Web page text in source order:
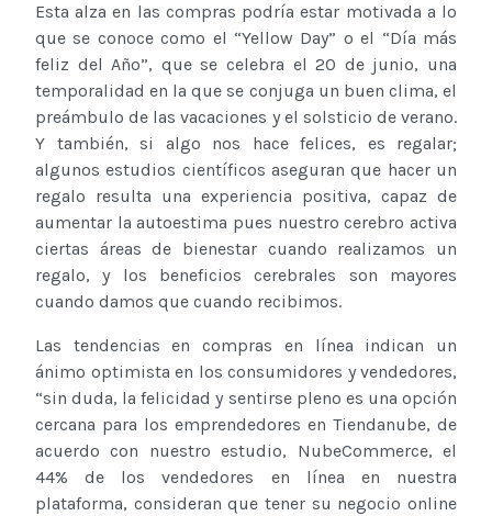
Esta alza en las compras podría estar motivada a lo
que se conoce como el “Yellow Day” o el “Día más
feliz del Año”, que se celebra el 20 de junio, una
temporalidad en la que se conjuga un buen clima, el
preámbulo de las vacaciones y el solsticio de verano.
Y también, si algo nos hace felices, es regalar;
algunos estudios científicos aseguran que hacer un
regalo resulta una experiencia positiva, capaz de
aumentar la autoestima pues nuestro cerebro activa
ciertas áreas de bienestar cuando realizamos un
regalo, y los beneficios cerebrales son mayores
cuando damos que cuando recibimos.
Las tendencias en compras en línea indican un
ánimo optimista en los consumidores y vendedores,
“sin duda, la felicidad y sentirse pleno es una opción
cercana para los emprendedores en Tiendanube, de
acuerdo con nuestro estudio, NubeCommerce, el
44% de los vendedores en línea en nuestra
plataforma, consideran que tener su negocio online